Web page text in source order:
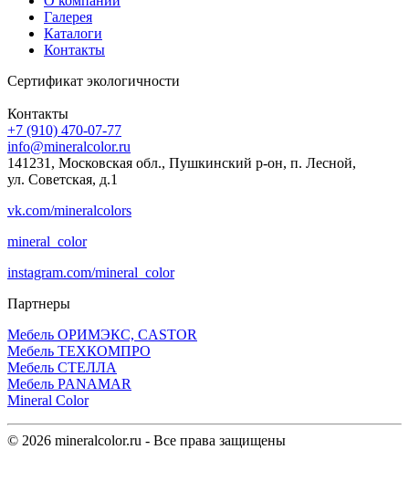
Галерея
Каталоги
Контакты
Сертификат экологичности
Контакты
+7 (910) 470-07-77
info@mineralcolor.ru
141231, Московская обл., Пушкинский р-он, п. Лесной,
ул. Советская, д.1
vk.com/mineralcolors
mineral_color
instagram.com/mineral_color
Партнеры
Мебель ОРИМЭКС, CASTOR
Мебель ТЕХКОМПРО
Мебель СТЕЛЛА
Мебель PANAMAR
Mineral Color
© 2026 mineralcolor.ru - Все права защищены